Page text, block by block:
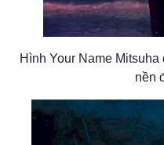
Hình Your Name
nền